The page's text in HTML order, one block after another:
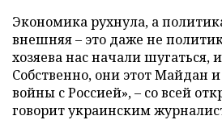
Экономика рухнула, а
внешняя – это даже не
хозяева нас начали
Собственно, они этот Майдан
войны с Россией», – со всей
говорит украинским